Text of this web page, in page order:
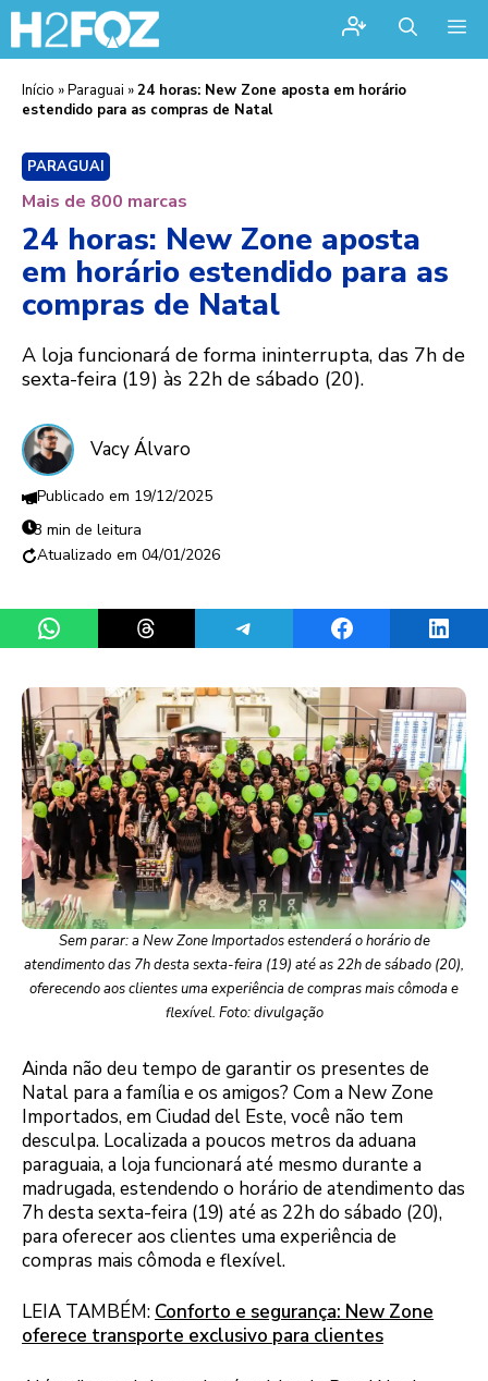
Início »Paraguai »24 horas: New Zone aposta em horário
estendido para as compras de Natal
PARAGUAI
Mais de 800 marcas
24 horas: New Zone aposta
em horário estendido para as
compras de Natal
A loja funcionará de forma ininterrupta, das 7h de
sexta-feira (19) às 22h de sábado (20).
Vacy Álvaro
19/12/2025
3 min de leitura
04/01/2026
Share on WhatsAppShare on ThreadsShare on TelegramShare on Facebook
Sem parar: a New Zone Importados estenderá o horário de
atendimento das 7h desta sexta-feira (19) até as 22h de sábado (20),
oferecendo aos clientes uma experiência de compras mais cômoda e
flexível. Foto: divulgação
Ainda não deu tempo de garantir os presentes de
Natal para a família e os amigos? Com a New Zone
Importados, em Ciudad del Este, você não tem
desculpa. Localizada a poucos metros da aduana
paraguaia, a loja funcionará até mesmo durante a
madrugada, estendendo o horário de atendimento das
7h desta sexta-feira (19) até as 22h do sábado (20),
para oferecer aos clientes uma experiência de
compras mais cômoda e flexível.
LEIA TAMBÉM: Conforto e segurança: New Zone
oferece transporte exclusivo para clientes